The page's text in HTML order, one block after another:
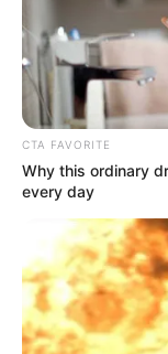
CTA FAVORITE
Why this ordinary
every day